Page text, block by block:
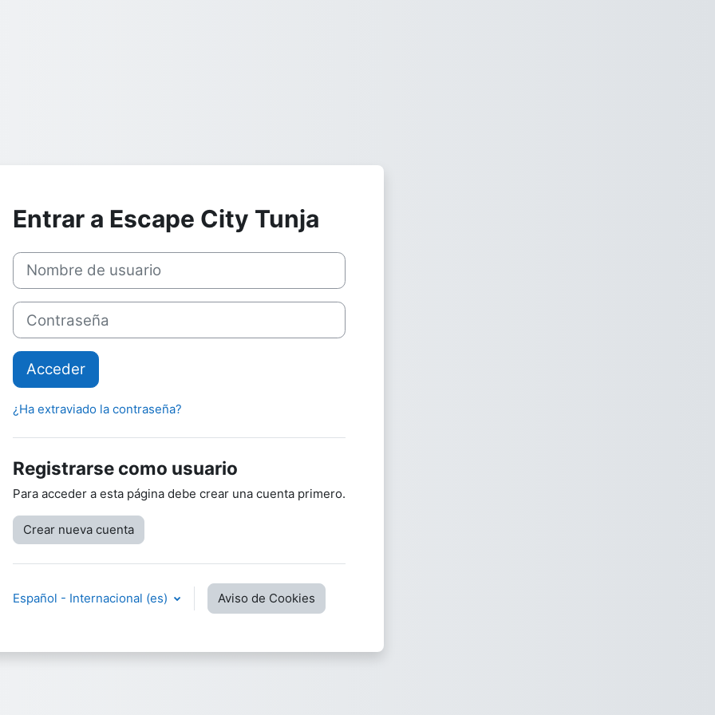
Entrar a Escape City Tunja
Saltar a creación de una nueva cuenta
Nombre de usuario
Contraseña
Acceder
¿Ha extraviado la contraseña?
Registrarse como usuario
Para acceder a esta página debe crear una cuenta primero.
Crear nueva cuenta
Español - Internacional ‎(es)‎ Aviso de Cookies